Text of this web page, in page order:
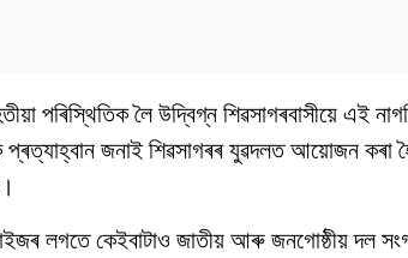
পৰিস্থিতিক লৈ উদ্বিগ্ন শিৱসাগৰবাসীয়ে এই
জনাই শিৱসাগৰৰ যুৱদলত আয়োজন কৰা
লগতে কেইবাটাও জাতীয় আৰু জনগোষ্ঠীয়